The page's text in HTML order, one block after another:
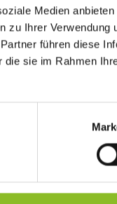
Medien
zu Ihrer Verwendung
führen diese
die sie im Rahmen
der
Dort
T
F